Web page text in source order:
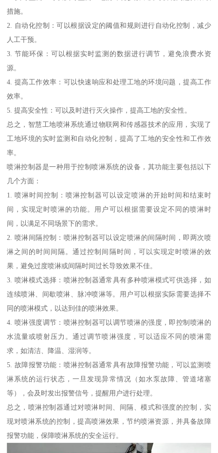
措施。
2. 自动化控制：可以根据设定的阈值和规则进行自动化控制，减少
人工干预。
3. 节能环保：可以根据实时监测的数据进行调节，避免浪费水资
源。
4. 提高工作效率：可以快速响应和处理工地的环境问题，提高工作
效率。
5. 提高安全性：可以及时进行灭火操作，提高工地的安全性。
总之，智慧工地喷淋系统通过物联网和传感器技术的应用，实现了
工地环境的实时监测和自动化控制，提高了工地的安全性和工作效
率。
喷淋控制器是一种用于控制喷淋系统的设备，其功能主要包括以下
几个方面：
1. 喷淋时间控制：喷淋控制器可以设定喷淋的开始时间和结束时
间，实现定时喷淋的功能。用户可以根据需要设定不同的喷淋时
间，以满足不同场景下的需求。
2. 喷淋间隔控制：喷淋控制器可以设定喷淋的间隔时间，即两次喷
淋之间的时间间隔。通过控制间隔时间，可以实现定时喷淋的效
果，避免过度喷淋或间隔时间过长导致效果不佳。
3. 喷淋模式选择：喷淋控制器通常具有多种喷淋模式可供选择，如
连续喷淋、间歇喷淋、脉冲喷淋等。用户可以根据实际需要选择不
同的喷淋模式，以达到佳的喷淋效果。
4. 喷淋强度调节：喷淋控制器可以调节喷淋的强度，即控制喷淋的
水流量或喷射压力。通过调节喷淋强度，可以适应不同的喷淋需
求，如清洁、降温、湿润等。
5. 故障报警功能：喷淋控制器通常具有故障报警功能，可以监测喷
淋系统的运行状态，一旦发现异常情况（如水泵故障、管道堵塞
等），会及时发出报警信号，提醒用户进行处理。
总之，喷淋控制器通过对喷淋时间、间隔、模式和强度的控制，实
现对喷淋系统的控制，提高喷淋效果，节约喷淋资源，并具备故障
报警功能，保障喷淋系统的安全运行。